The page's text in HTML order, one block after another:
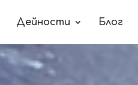
Дейности Блог